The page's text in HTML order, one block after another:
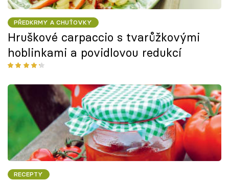
PŘEDKRMY A CHUŤOVKY
Hruškové carpaccio s tvarůžkovými
hoblinkami a povidlovou redukcí
RECEPTY